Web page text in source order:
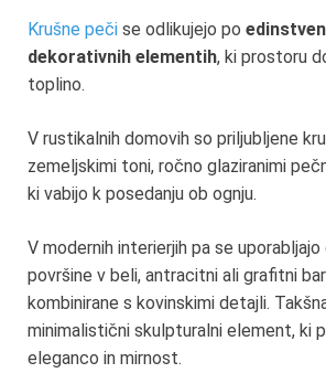
Krušne peči se odlikujejo po
dekorativnih elementih, ki prostoru
toplino.
V rustikalnih domovih so priljubljene
zemeljskimi toni, ročno glaziranimi
ki vabijo k posedanju ob ognju.
V modernih interierjih pa se
površine v beli, antracitni ali grafitni
kombinirane s kovinskimi detajli.
minimalistični skulpturalni element, ki
eleganco in mirnost.